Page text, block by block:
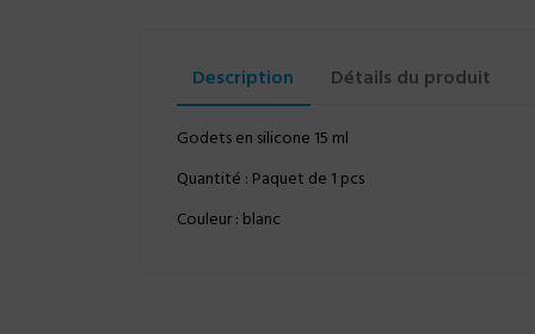
Description Détails du produit
Godets en silicone 15 ml
Quantité : Paquet de 1 pcs
Couleur : blanc